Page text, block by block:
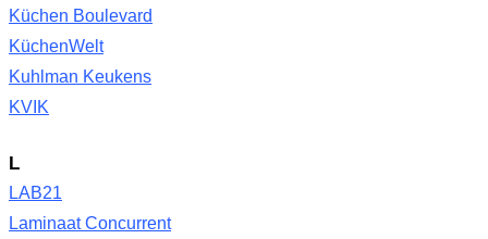
Küchen Boulevard
KüchenWelt
Kuhlman Keukens
KVIK
L
LAB21
Laminaat Concurrent